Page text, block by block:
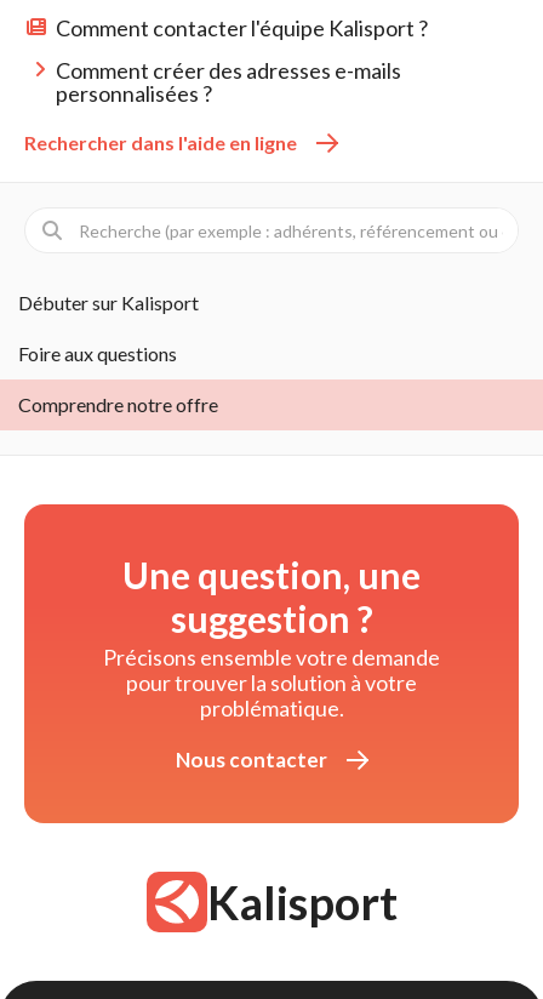
Comment contacter l'équipe Kalisport ?
Comment créer des adresses e-mails
personnalisées ?
Rechercher dans l'aide en ligne
Débuter sur Kalisport
Foire aux questions
Comprendre notre offre
Une question, une
suggestion ?
Précisons ensemble votre demande
pour trouver la solution à votre
problématique.
Nous contacter
Kalisport